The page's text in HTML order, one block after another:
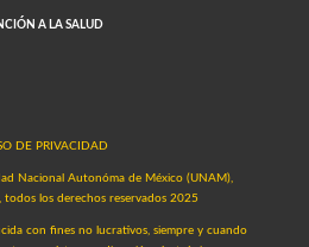
A LA SALUD
DE PRIVACIDAD
Nacional Autonóma de México (UNAM),
todos los derechos reservados 2025
con fines no lucrativos, siempre y cuando